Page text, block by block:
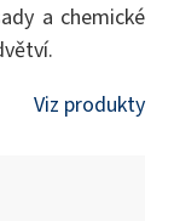
a chemické
Viz produkty